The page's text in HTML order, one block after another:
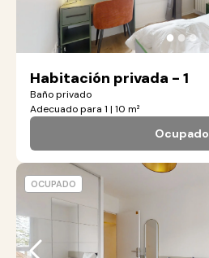
●●●
Habitación privada - 1
Baño privado
Adecuado para 1 | 10 m²
Ocupado
OCUPADO